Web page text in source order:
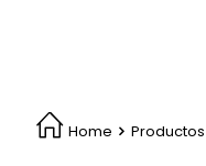
Home Productos